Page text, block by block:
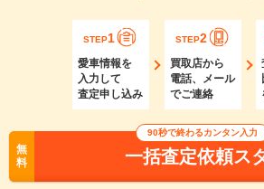
STEP1
愛車情報を
入力して
査定申し込み
STEP2
買取店から
電話、メール
でご連絡
無
料
90秒で終わるカンタン入力
一括査定依頼ス